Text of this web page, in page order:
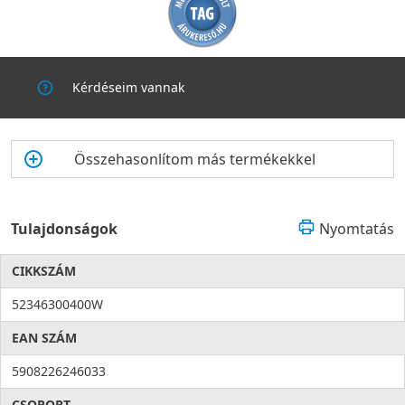
Kérdéseim vannak
Összehasonlítom más termékekkel
Tulajdonságok Nyomtatás
CIKKSZÁM
52346300400W
EAN SZÁM
5908226246033